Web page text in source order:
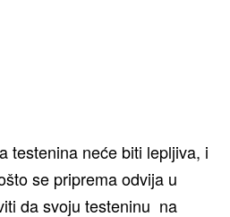
testenina neće biti lepljiva, i
se priprema odvija u
da svoju testeninu na